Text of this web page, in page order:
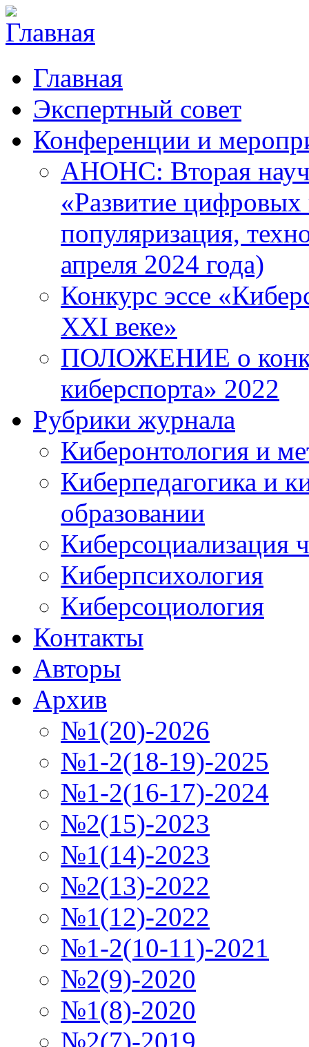
Главная
Экспертный совет
Конференции и
АНОНС: Вторая
«Развитие цифровых
популяризация,
апреля 2024 года)
Конкурс эссе
XXI веке»
ПОЛОЖЕНИЕ о
киберспорта» 2022
Рубрики журнала
Киберонтология и
Киберпедагогика и
образовании
Киберсоциализация
Киберпсихология
Киберсоциология
Контакты
Авторы
Архив
№1(20)-2026
№1-2(18-19)-2025
№1-2(16-17)-2024
№2(15)-2023
№1(14)-2023
№2(13)-2022
№1(12)-2022
№1-2(10-11)-2021
№2(9)-2020
№1(8)-2020